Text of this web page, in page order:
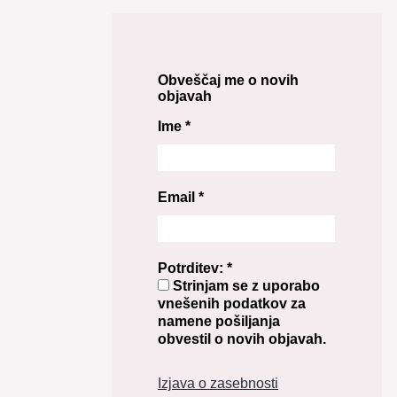
Obveščaj me o novih
objavah
Ime *
Email *
Potrditev: *
Strinjam se z uporabo
vnešenih podatkov za
namene pošiljanja
obvestil o novih objavah.
Izjava o zasebnosti